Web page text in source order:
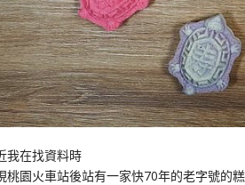
我在找資料時
桃園火車站後站有一家快70年的老字號的